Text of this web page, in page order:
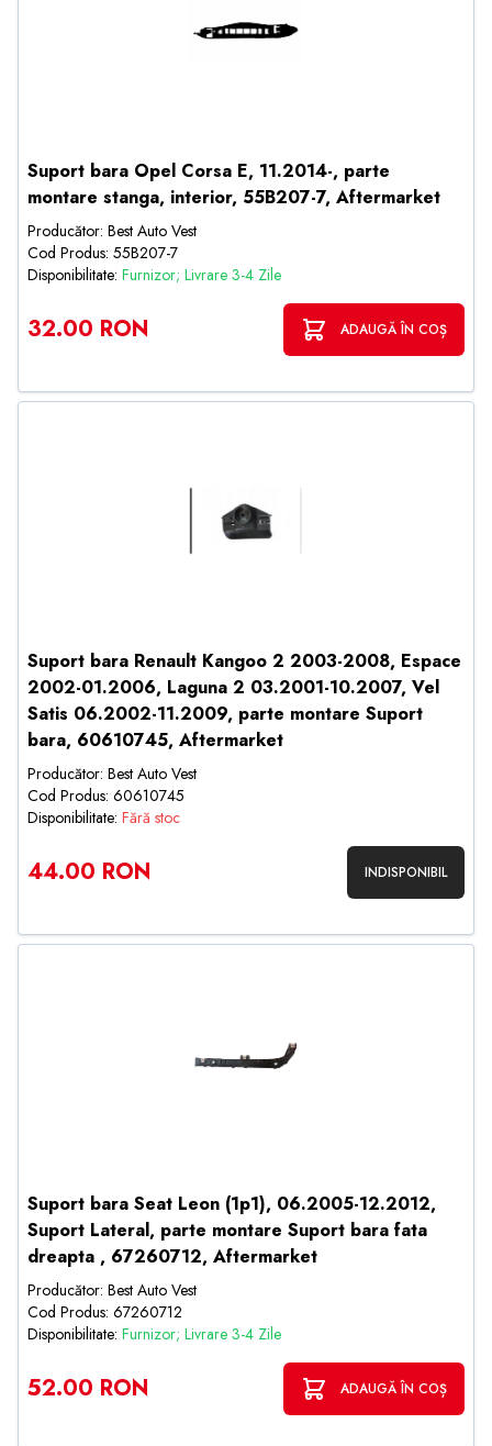
Suport bara Opel Corsa E, 11.2014-, parte
montare stanga, interior, 55B207-7, Aftermarket
Producător: Best Auto Vest
Cod Produs: 55B207-7
Disponibilitate: Furnizor; Livrare 3-4 Zile
32.00 RON ADAUGĂ ÎN COȘ
Suport bara Renault Kangoo 2 2003-2008, Espace
2002-01.2006, Laguna 2 03.2001-10.2007, Vel
Satis 06.2002-11.2009, parte montare Suport
bara, 60610745, Aftermarket
Producător: Best Auto Vest
Cod Produs: 60610745
Disponibilitate: Fără stoc
44.00 RON INDISPONIBIL
Suport bara Seat Leon (1p1), 06.2005-12.2012,
Suport Lateral, parte montare Suport bara fata
dreapta , 67260712, Aftermarket
Producător: Best Auto Vest
Cod Produs: 67260712
Disponibilitate: Furnizor; Livrare 3-4 Zile
52.00 RON ADAUGĂ ÎN COȘ